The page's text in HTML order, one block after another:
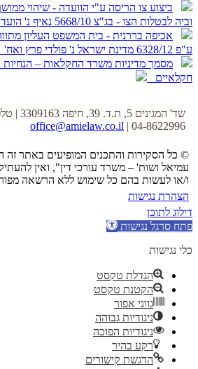
ביצוע צו הריסה ע"י הוועדה - שיהוי
וביה לבטלות הצו - בג"צ 5668/10 נאיף נ' הועדה המחוזית חיפה
אכיפה בררנית - בית המשפט העליון
ע"פ 6328/12 מדינת ישראל נ' פולדי פרץ ואח'
מסמך מדיניות משרד החקלאות – הנחיות
חקלאיים
04-8622996 |
office@amielaw.co.il
© כל הסקירות והתכנים המופיעים באתר זה
עמיאל ושות' – משרד עורכי דין", ואין
ו/או לעשות בהם כל שימוש ללא הרשאה
הצהרת נגישות
דילוג לתוכן
פתח סרגל נגישות
כלי נגישות
הגדלת טקסט
הקטנת טקסט
גווני אפור
ניגודיות גבוהה
ניגודיות הפוכה
רקע בהיר
הדגשת קישורים